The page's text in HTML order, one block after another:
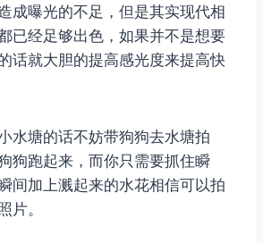
成曝光的不足，但是其实现代相
已经足够出色，如果并不是想要
话就大胆的提高感光度来提高快
水塘的话不妨带狗狗去水塘拍
狗跑起来，而你只需要抓住瞬
间加上溅起来的水花相信可以拍
片。